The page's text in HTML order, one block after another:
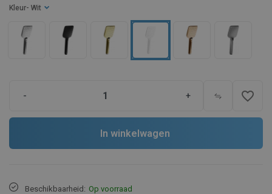
Kleur - Wit
- + favorite_border
In winkelwagen
Beschikbaarheid: Op voorraad